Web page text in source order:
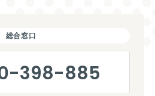
総合窓口
398-885